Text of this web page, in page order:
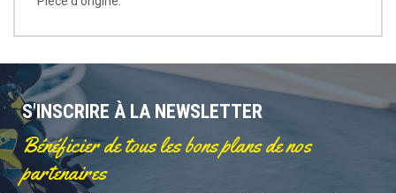
S'INSCRIRE À LA NEWSLETTER
Bénéficier de tous les bons plans de nos
partenaires